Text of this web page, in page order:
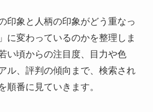
印象と人柄の印象がどう重なっ
に変わっているのかを整理しま
い頃からの注目度、目力や色
ル、評判の傾向まで、検索され
順番に見ていきます。